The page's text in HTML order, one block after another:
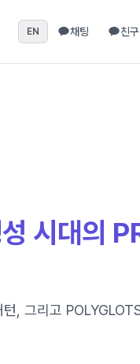
EN 채팅 친
대의
, 그리고